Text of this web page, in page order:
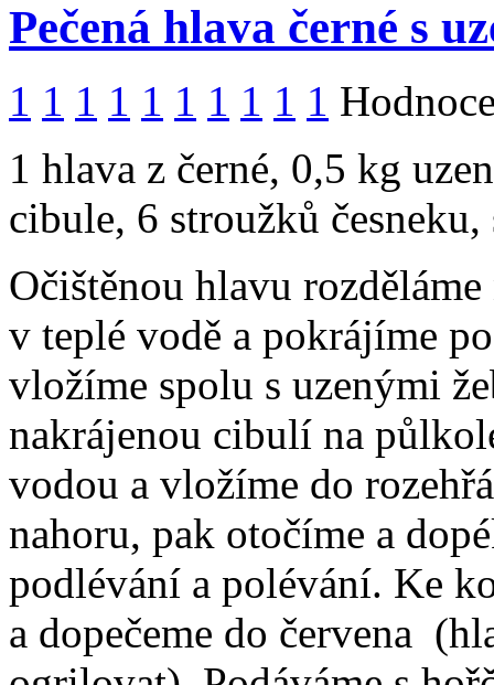
Pečená hlava černé s
1 1 1 1 1 1 1 1 1 1
1 hlava z černé, 0,5 kg
cibule, 6 stroužků
Očištěnou hlavu
v teplé vodě a pokrájíme
vložíme spolu s uzenými
nakrájenou cibulí na
vodou a vložíme do
nahoru, pak otočíme a
podlévání a polévání. Ke
a dopečeme do červena